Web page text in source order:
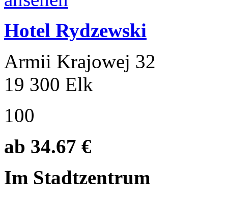
Hotel Rydzewski
Armii Krajowej 32
19 300 Elk
100
ab 34.67 €
Im Stadtzentrum